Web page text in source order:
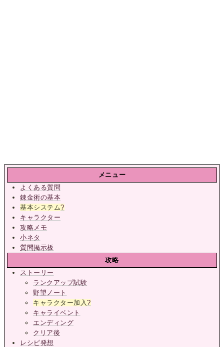
メニュー
よくある質問
錬金術の基本
基本システム?
キャラクター
攻略メモ
小ネタ
質問掲示板
攻略
ストーリー
ランクアップ試験
野望ノート
キャラクター加入?
キャライベント
エンディング
クリア後
レシピ発想